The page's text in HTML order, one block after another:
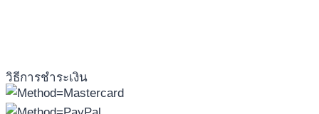
วิธีการชำระเงิน